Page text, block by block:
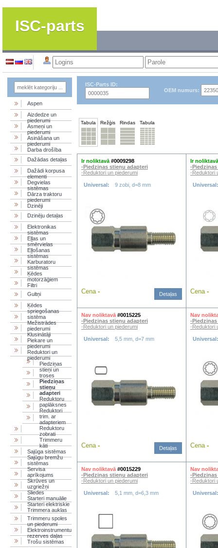
ISC-parts
Aspen
Aizdedze un
piederumi
Asmeņi un
piederumi
Asināšana un
piederumi
Darba drošība
Dažādas detaļas
Dažādi korpusa
elementi
Degvielas
sistēmas
Dārza traktoru
piederumi
Dzinēji
Dzinēju detaļas
Elektronikas
sistēmas
Eļļas un
smērvielas
Eļļošanas
sistēmas
Karburatoru
sistēmas
Ķēdes
motorzāģiem
Filtri
Gultņi
Ķēdes
spriegošanas
sistēma
Mežistrādes
piederumi
Klusinātāji
Piekare un
piederumi
Reduktori un
piederumi
Piedziņas
stieņi un
troses
Piedziņas
stieņu
adapteri
Reduktoru
paplāksnes
Reduktori
trim. ar
adapteriem
Reduktoru
zobrati
Trimmeru
kāti
Sajūga sistēmas
Sajūgu bremžu
sistēmas
Servisa
aprīkojums
Skrūves un
uzgriežņi
Sliedes
Starteri manuālie
Starteri elektriskie
Trimmera auklas
Trimmeru spoles
un piederumi
Elektroinstrumentu
rezerves daļas
Trošu sistēmas
ISC-Parts ID:
OEM numurs:
Tabula Režģis Rindas Tabula
Ir noliktavā #0009298
-Piedziņas stieņu adapteri
-Reduktori un piederumi
Universal: 9 zobi, d=8 mm
Cena - Detaļas
Ir noliktavā
-
-Reduktori
Cena -
Nav noliktavā #0015225
-Piedziņas stieņu adapteri
-Reduktori un piederumi
Universal: 5,5 mm, d=7 mm
Cena - Detaļas
Nav
-
-Reduktori
Cena -
Nav noliktavā #0015229
-Piedziņas stieņu adapteri
-Reduktori un piederumi
Universal: 5,1 mm, d=6,3 mm
Nav
-
-Reduktori